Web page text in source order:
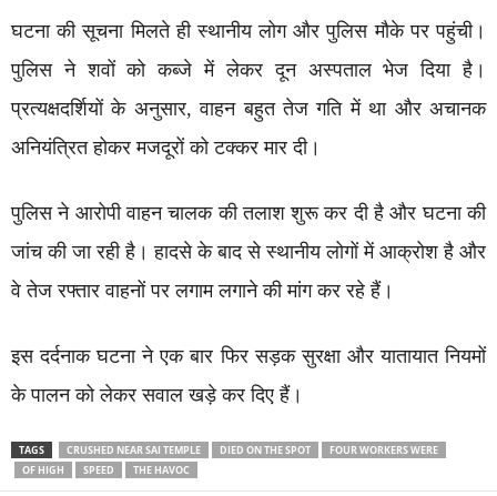
घटना की सूचना मिलते ही स्थानीय लोग और पुलिस मौके पर पहुंची।
पुलिस ने शवों को कब्जे में लेकर दून अस्पताल भेज दिया है।
प्रत्यक्षदर्शियों के अनुसार, वाहन बहुत तेज गति में था और अचानक
अनियंत्रित होकर मजदूरों को टक्कर मार दी।
पुलिस ने आरोपी वाहन चालक की तलाश शुरू कर दी है और घटना की
जांच की जा रही है। हादसे के बाद से स्थानीय लोगों में आक्रोश है और
वे तेज रफ्तार वाहनों पर लगाम लगाने की मांग कर रहे हैं।
इस दर्दनाक घटना ने एक बार फिर सड़क सुरक्षा और यातायात नियमों
के पालन को लेकर सवाल खड़े कर दिए हैं।
TAGS CRUSHED NEAR SAI TEMPLE DIED ON THE SPOT
FOUR WORKERS WERE
OF HIGH
SPEED THE HAVOC